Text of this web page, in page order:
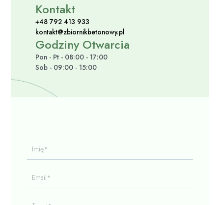
Kontakt
+48 792 413 933
kontakt@zbiornikbetonowy.pl
Godziny Otwarcia
Pon - Pt - 08:00 - 17:00
Sob - 09:00 - 15:00
Email*